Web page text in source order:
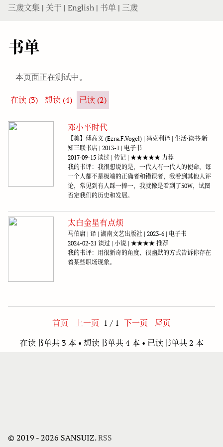
三歲文集 | 关于 | English| 书单 | 三歲
书单
本页面正在测试中。
在读 (3) 想读 (4) 已读 (2)
邓小平时代
【美】傅高义 (Ezra.F.Vogel) | 冯克利译 | 生活·读书·新
知三联书店 | 2013-1 | 电子书
2017-09-15 读过 | 传记 | ★★★★★ 力荐
我的书评：我很想说的是，一代人有一代人的使命，每
一个人都不是极端的正确者和错误者，我看到其他人评
论，常见到有人踩一捧一，我就像是看到了50W，试图
否定我们的历史和发展。
太白金星有点烦
马伯庸 | 译 | 湖南文艺出版社 | 2023-6 | 电子书
2024-02-21 读过 | 小说 | ★★★★ 推荐
我的书评：用很新奇的角度、很幽默的方式告诉你存在
着某些职场现象。
首页 上一页 1 / 1 下一页
尾页
在读书单共 3 本 • 想读书单共4 本 • 已读书单共2 本
© 2019 - 2026 SANSUIZ.RSS